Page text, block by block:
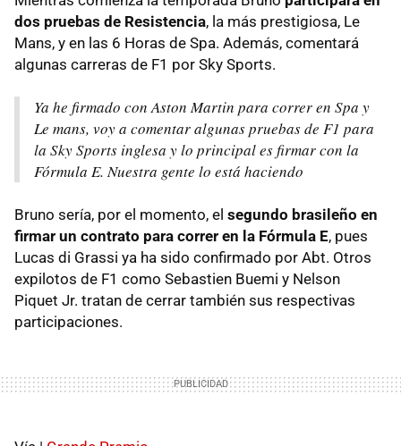
dos pruebas de Resistencia, la más prestigiosa, Le
Mans, y en las 6 Horas de Spa. Además, comentará
algunas carreras de F1 por Sky Sports.
Ya he firmado con Aston Martin para correr en Spa y
Le mans, voy a comentar algunas pruebas de F1 para
la Sky Sports inglesa y lo principal es firmar con la
Fórmula E. Nuestra gente lo está haciendo
Bruno sería, por el momento, el segundo brasileño en
firmar un contrato para correr en la Fórmula E, pues
Lucas di Grassi ya ha sido confirmado por Abt. Otros
expilotos de F1 como Sebastien Buemi y Nelson
Piquet Jr. tratan de cerrar también sus respectivas
participaciones.